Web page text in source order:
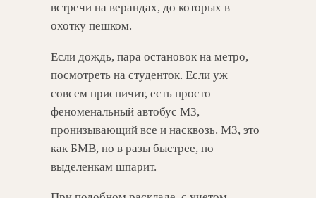
встречи на верандах, до которых в
охотку пешком.
Если дождь, пара остановок на метро,
посмотреть на студенток. Если уж
совсем приспичит, есть просто
феноменальный автобус М3,
пронизывающий все и насквозь. М3, это
как БМВ, но в разы быстрее, по
выделенкам шпарит.